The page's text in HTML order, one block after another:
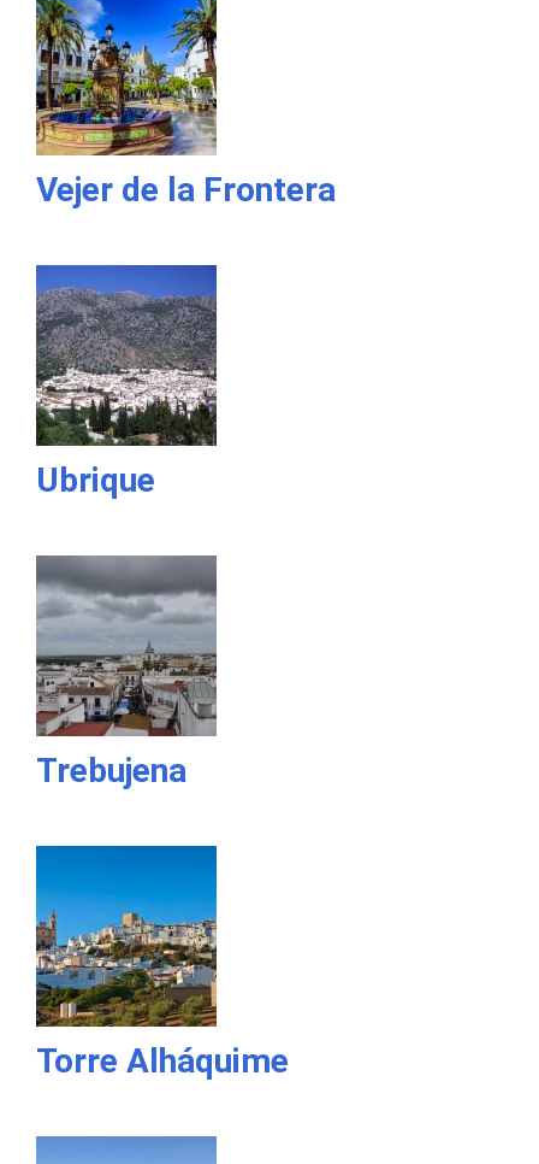
Vejer de la Frontera
Ubrique
Trebujena
Torre Alháquime